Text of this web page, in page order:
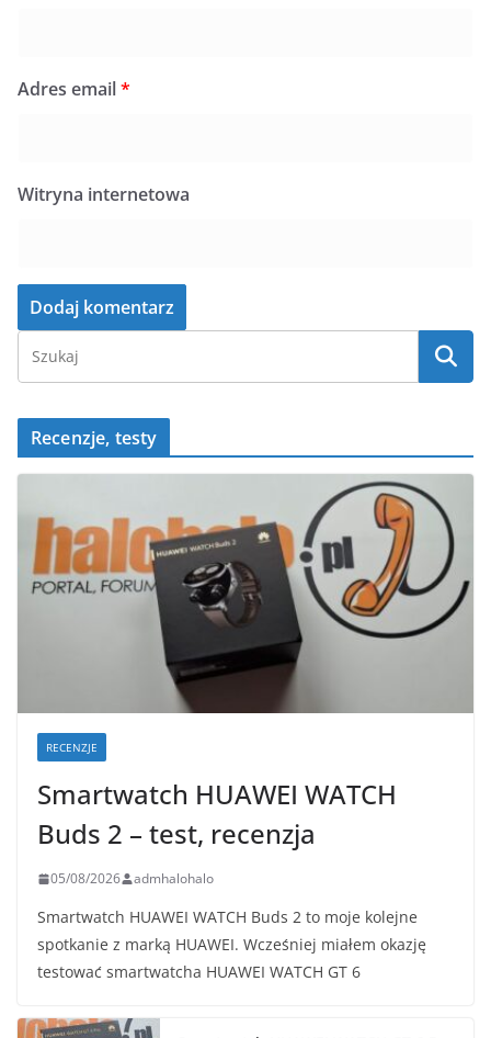
Adres email*
Witryna internetowa
Recenzje, testy
RECENZJE
Smartwatch HUAWEI WATCH
Buds 2 – test, recenzja
05/08/2026 admhalohalo
Smartwatch HUAWEI WATCH Buds 2 to moje kolejne
spotkanie z marką HUAWEI. Wcześniej miałem okazję
testować smartwatcha HUAWEI WATCH GT 6